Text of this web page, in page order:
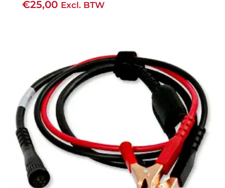
€25,00 Excl. BTW